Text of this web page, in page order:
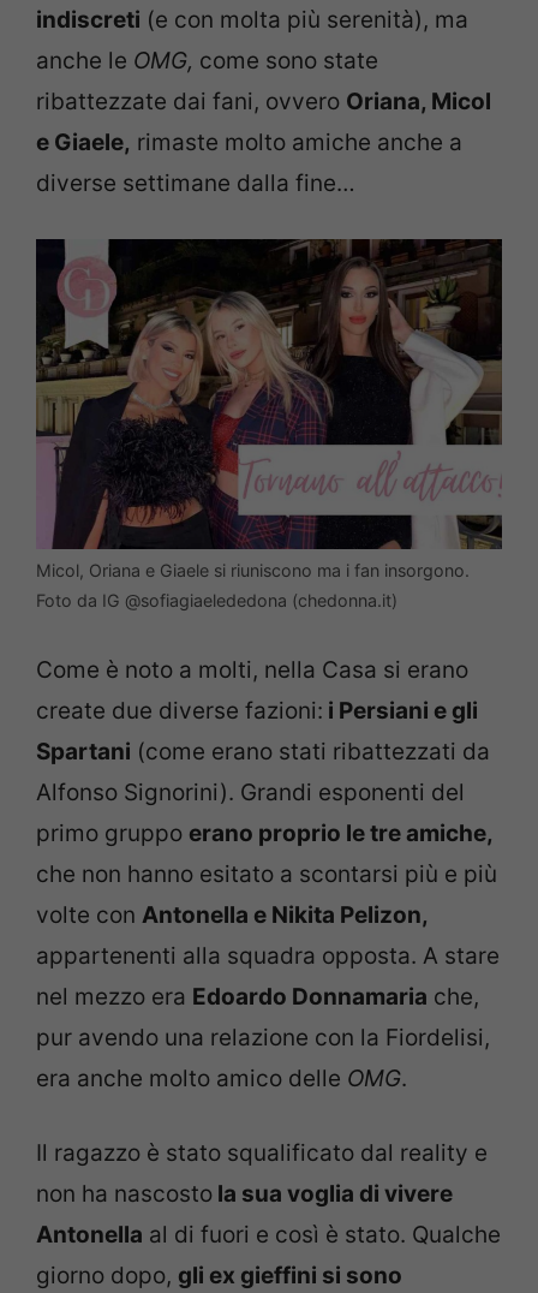
indiscreti (e con molta più serenità), ma
anche le OMG, come sono state
ribattezzate dai fani, ovvero Oriana, Micol
e Giaele, rimaste molto amiche anche a
diverse settimane dalla fine…
Micol, Oriana e Giaele si riuniscono ma i fan insorgono.
Foto da IG @sofiagiaelededona (chedonna.it)
Come è noto a molti, nella Casa si erano
create due diverse fazioni: i Persiani e gli
Spartani (come erano stati ribattezzati da
Alfonso Signorini). Grandi esponenti del
primo gruppo erano proprio le tre amiche,
che non hanno esitato a scontarsi più e più
volte con Antonella e Nikita Pelizon,
appartenenti alla squadra opposta. A stare
nel mezzo era Edoardo Donnamaria che,
pur avendo una relazione con la Fiordelisi,
era anche molto amico delle OMG.
Il ragazzo è stato squalificato dal reality e
non ha nascosto la sua voglia di vivere
Antonella al di fuori e così è stato. Qualche
giorno dopo, gli ex gieffini si sono